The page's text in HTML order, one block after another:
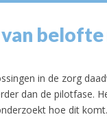
van
in de zorg
dan de pilotfase.
hoe dit komt.